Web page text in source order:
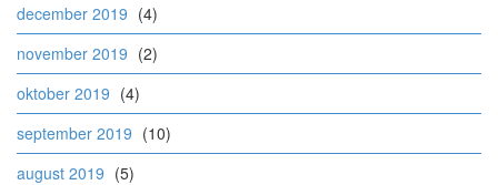
december 2019 (4)
november 2019 (2)
oktober 2019 (4)
september 2019 (10)
august 2019 (5)